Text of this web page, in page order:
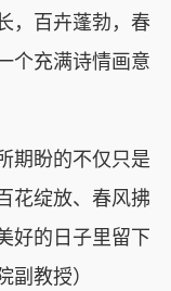
，百卉蓬勃，春
个充满诗情画意
盼的不仅只是
花绽放、春风拂
好的日子里留下
副教授）